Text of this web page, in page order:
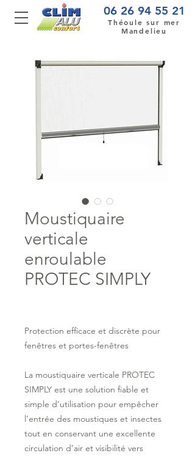
06 26 94 55 21
Théoule sur mer
Mandelieu
Moustiquaire
verticale
enroulable
PROTEC SIMPLY
Protection efficace et discrète pour
fenêtres et portes-fenêtres
La moustiquaire verticale PROTEC
SIMPLY est une solution fiable et
simple d’utilisation pour empêcher
l’entrée des moustiques et insectes
tout en conservant une excellente
circulation d’air et visibilité vers